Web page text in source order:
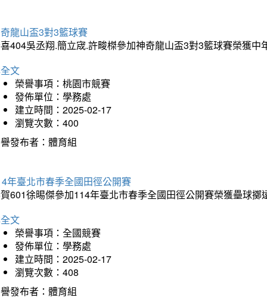
龍山盃3對3籃球賽
404吳丞翔.簡立宬.許畯榤參加神奇龍山盃3對3籃球賽榮獲中
文
榮譽事項：桃園市競賽
發佈單位：學務處
建立時間：2025-02-17
瀏覽次數：400
發布者：體育組
年臺北市春季全國田徑公開賽
601徐晹傑參加114年臺北市春季全國田徑公開賽榮獲壘球擲
文
榮譽事項：全國競賽
發佈單位：學務處
建立時間：2025-02-17
瀏覽次數：408
發布者：體育組